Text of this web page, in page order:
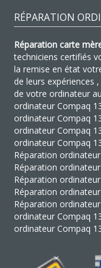
RÉPARATION
Réparation carte
techniciens certifiés
la remise en état
de leurs expériences
de votre ordinateur
ordinateur Compaq
ordinateur Compaq
ordinateur Compaq
ordinateur Compaq
Réparation
Réparation
Réparation
Réparation
Réparation
ordinateur Compaq
ordinateur Compaq